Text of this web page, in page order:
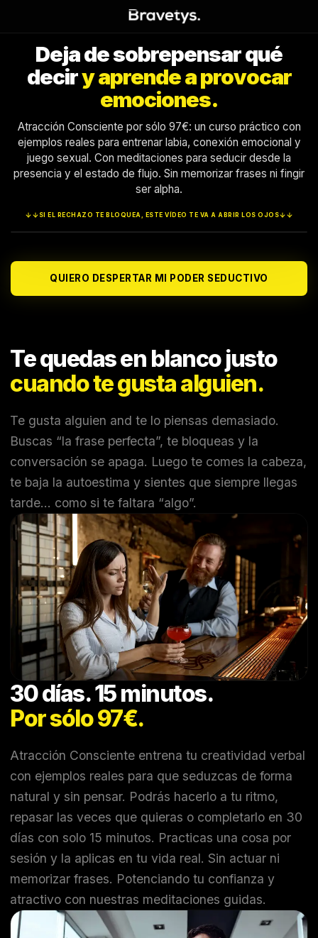
Deja de sobrepensar qué
deciry aprende a provocar
emociones.
Atracción Consciente por sólo 97€: un curso práctico con
ejemplos reales para entrenar labia, conexión emocional y
juego sexual. Con meditaciones para seducir desde la
presencia y el estado de flujo. Sin memorizar frases ni fingir
ser alpha.
SI EL RECHAZO TE BLOQUEA, ESTE VÍDEO TE VA A ABRIR LOS OJOS
QUIERO DESPERTAR MI PODER SEDUCTIVO
Te quedas en blanco justo
cuando te gusta alguien.
Te gusta alguien and te lo piensas demasiado.
Buscas “la frase perfecta”, te bloqueas y la
conversación se apaga. Luego te comes la cabeza,
te baja la autoestima y sientes que siempre llegas
tarde… como si te faltara “algo”.
30 días. 15 minutos.
Por sólo 97€.
Atracción Consciente entrena tu creatividad verbal
con ejemplos reales para que seduzcas de forma
natural y sin pensar. Podrás hacerlo a tu ritmo,
repasar las veces que quieras o completarlo en 30
días con solo 15 minutos. Practicas una cosa por
sesión y la aplicas en tu vida real. Sin actuar ni
memorizar frases. Potenciando tu confianza y
atractivo con nuestras meditaciones guidas.